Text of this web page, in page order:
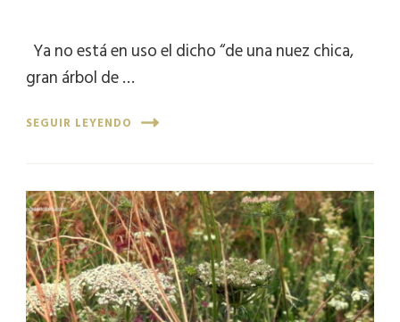
Ya no está en uso el dicho “de una nuez chica,
gran árbol de …
SEGUIR LEYENDO